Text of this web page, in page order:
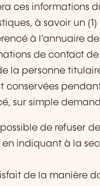
ces
à savoir un
à l’annuaire
de contact
la personne
conservées
sur simple
possible de refuser
indiquant à la
de la manière